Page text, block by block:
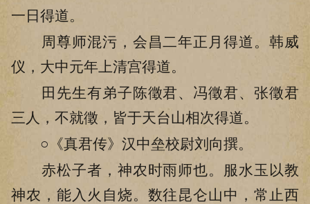
一日得道。
周尊师混污，会昌二年正月得道。韩威
仪，大中元年上清宫得道。
田先生有弟子陈徵君、冯徵君、张徵君
三人，不就徵，皆于天台山相次得道。
○《真君传》汉中垒校尉刘向撰。
赤松子者，神农时雨师也。服水玉以教
神农，能入火自烧。数往昆仑山中，常止西